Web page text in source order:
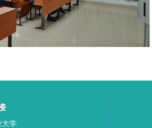
大学